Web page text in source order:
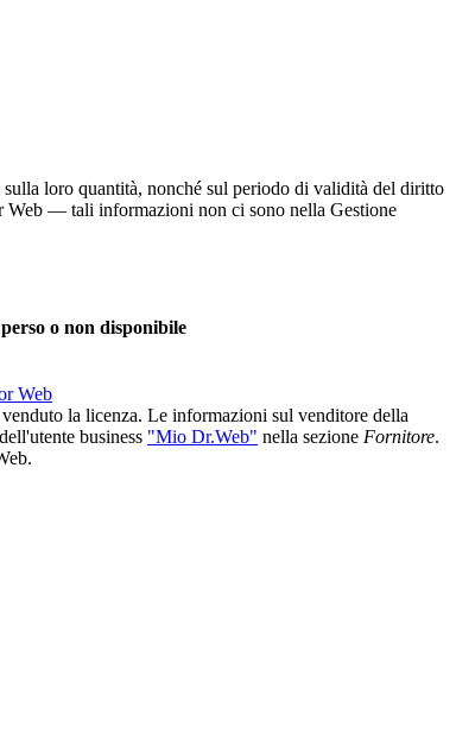
loro quantità, nonché sul periodo di validità del diritto
Web — tali informazioni non ci sono nella Gestione
o non disponibile
Web
la licenza. Le informazioni sul venditore della
business "Mio Dr.Web" nella sezione Fornitore.